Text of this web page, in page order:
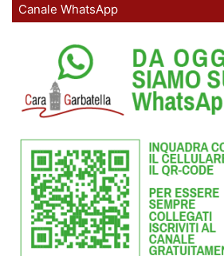
Canale WhatsApp